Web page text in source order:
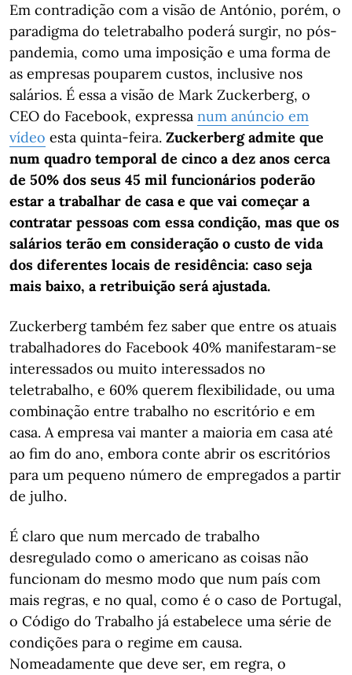
Em contradição com a visão de António, porém, o
paradigma do teletrabalho poderá surgir, no pós-
pandemia, como uma imposição e uma forma de
as empresas pouparem custos, inclusive nos
salários. É essa a visão de Mark Zuckerberg, o
CEO do Facebook, expressa num anúncio em
vídeo esta quinta-feira. Zuckerberg admite que
num quadro temporal de cinco a dez anos cerca
de 50% dos seus 45 mil funcionários poderão
estar a trabalhar de casa e que vai começar a
contratar pessoas com essa condição, mas que os
salários terão em consideração o custo de vida
dos diferentes locais de residência: caso seja
mais baixo, a retribuição será ajustada.
Zuckerberg também fez saber que entre os atuais
trabalhadores do Facebook 40% manifestaram-se
interessados ou muito interessados no
teletrabalho, e 60% querem flexibilidade, ou uma
combinação entre trabalho no escritório e em
casa. A empresa vai manter a maioria em casa até
ao fim do ano, embora conte abrir os escritórios
para um pequeno número de empregados a partir
de julho.
É claro que num mercado de trabalho
desregulado como o americano as coisas não
funcionam do mesmo modo que num país com
mais regras, e no qual, como é o caso de Portugal,
o Código do Trabalho já estabelece uma série de
condições para o regime em causa.
Nomeadamente que deve ser, em regra, o